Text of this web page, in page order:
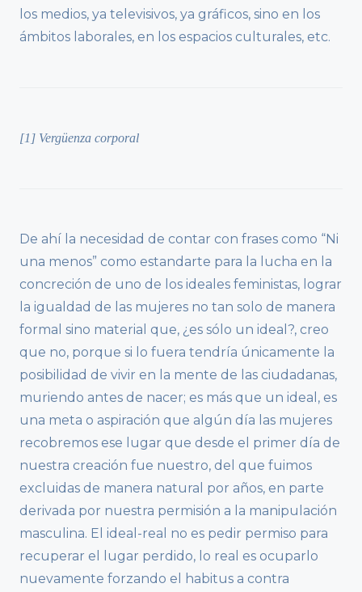
los medios, ya televisivos, ya gráficos, sino en los
ámbitos laborales, en los espacios culturales, etc.
[1] Vergüenza corporal
De ahí la necesidad de contar con frases como “Ni
una menos” como estandarte para la lucha en la
concreción de uno de los ideales feministas, lograr
la igualdad de las mujeres no tan solo de manera
formal sino material que, ¿es sólo un ideal?, creo
que no, porque si lo fuera tendría únicamente la
posibilidad de vivir en la mente de las ciudadanas,
muriendo antes de nacer; es más que un ideal, es
una meta o aspiración que algún día las mujeres
recobremos ese lugar que desde el primer día de
nuestra creación fue nuestro, del que fuimos
excluidas de manera natural por años, en parte
derivada por nuestra permisión a la manipulación
masculina. El ideal-real no es pedir permiso para
recuperar el lugar perdido, lo real es ocuparlo
nuevamente forzando el habitus a contra